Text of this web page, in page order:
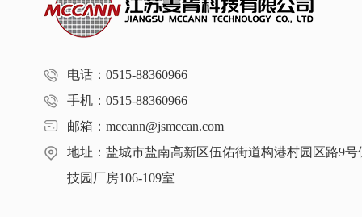
电话：0515-88360966
手机：0515-88360966
邮箱：mccann@jsmccan.com
地址：盐城市盐南高新区伍佑街道构港村园区路9号
技园厂房106-109室